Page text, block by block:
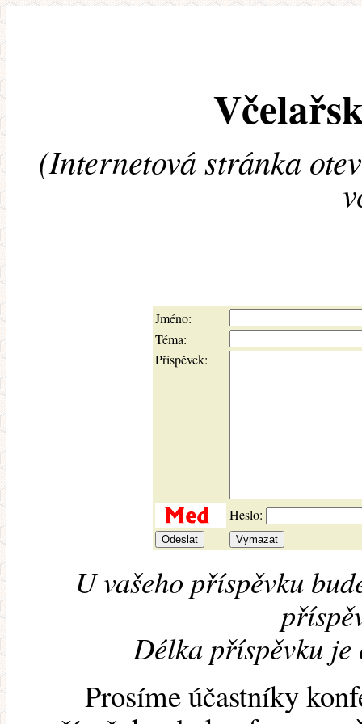
(Internetová stránka
Jméno:
Téma:
Příspěvek:
Heslo:
U vašeho příspěvku
Délka příspěvku je
Prosíme účastníky